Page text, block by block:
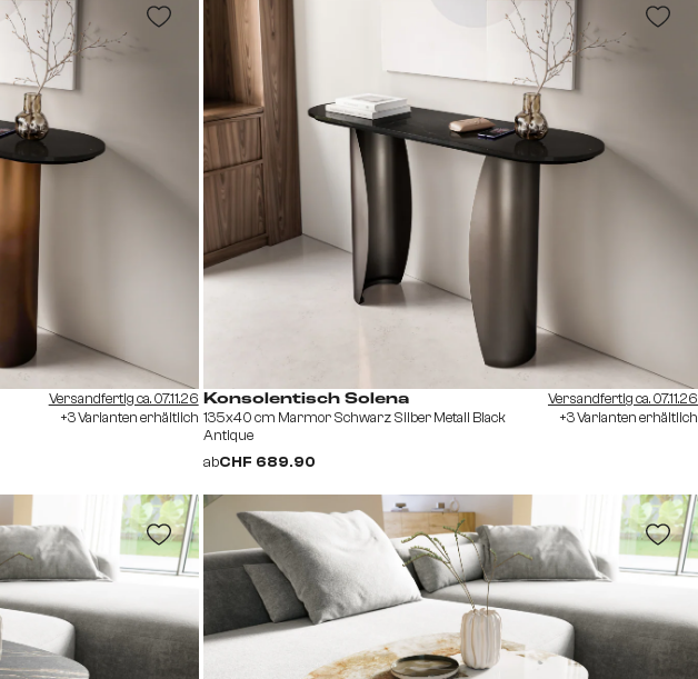
Versandfertig ca. 07.11.26
+3 Varianten erhältlich
Konsolentisch Solena
135x40 cm Marmor Schwarz Silber Metall Black
Antique
abCHF 689.90
Versandfertig ca. 07.11.26
+3 Varianten erhältlich